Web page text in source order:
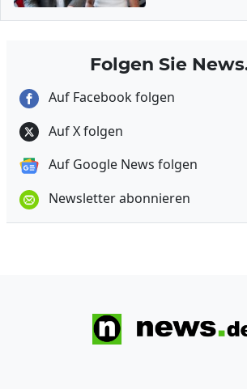
Folgen Sie
Auf Facebook folgen
Auf X folgen
Auf Google News folgen
Newsletter abonnieren